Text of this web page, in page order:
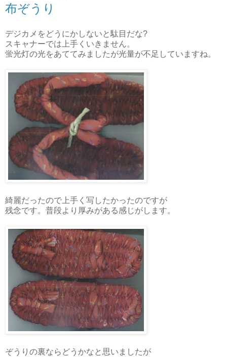
布ぞうり
デジカメをどうにかしないと駄目だな?
スキャナーでは上手くいきません。
蛍光灯の光をあててみましたが光量が不足していますね。
綺麗だったので上手く写したかったのですが
残念です。普段より厚みがある感じがします。
ぞうりの裏ならどうかなと思いましたが